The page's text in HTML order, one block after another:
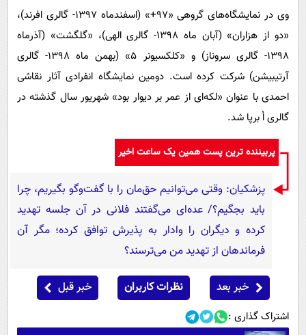
وی در نمایشگاه‌های گروهی «۹۷+» (اسفندماه ۱۳۹۷- گالری افرند)،
«دو از هزاران» (آبان ماه ۱۳۹۸- گالری الهی)، «گلگشت» (آذرماه
۱۳۹۸- گالری سروناز) و «کلکسیونر ۵» (بهمن ماه ۱۳۹۸- گالری
آرتیبیشن) شرکت کرده است. دومین نمایشگاه انفرادی آثار نقاشی
احمدی با عنوان «لکه‌ای از عمر بر دیوار بود» شهریور سال گذشته در
گالری اُ برپا شد.
پربیننده ترین پست همین یک ساعت اخیر
پزشکیان: وقتی می‌توانیم حق‌مان را با گفت‌وگو بگیریم، چرا
باید بجگیم؟/ عده‌ای می‌گفتند فلانی در آن جلسه تهدید
کرده و دیگران را وادار به پذیرش توافق کرده؛ مگر آن
فرماندهان از تهدید من می‌ترسند؟
خبر بعد نظرات کاربران خبر قبل
اشتراک گذاری :